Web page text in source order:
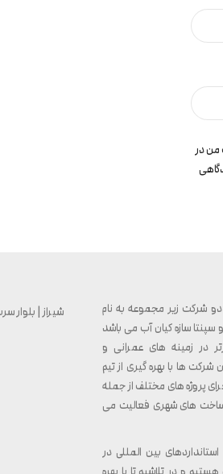
من در
شرکت زیر مجموعه به نام
سازه کیان آب می باشد
در زمینه های عمرانی و
ها با بهره گیری از تیم
پروژه های مختلف از جمله
های شهری فعالیت می
بین المللی در
شیراز | بلوار